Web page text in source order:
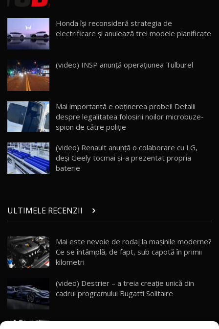
Lynk & Co 01 / Test Drive AutoBlog.MD
25:19
24
ZEEKR 009: Cel mai Performant și Confortabil
Van Electric Testat în Moldova / AutoBlog.MD
25
mai Exclusiv și Puternic Defender Testat în
Moldova
32:21
26
AutoBlog.MD
10:57
28
Noul Geely Monjaro 2025! Mai ieftin și mai
dotat / Test Drive AutoBlog.MD
29
ZEEKR 9X - PRIMUL TEST DRIVE ÎN ROMÂNĂ!
CUM SE CONDUCE?
33:40
30
Primele impresii despre BYD Seal U DM-i,
Sealion 7 și Seal 5 DM-i / Test Drive
Honda își reconsideră strategia de
electrificare și anulează trei modele planificate
(video) INSP anunță operațiunea Tulburel
Mai importantă e obținerea probei! Detalii
despre legalitatea folosirii noilor microbuze-
spion de către poliţie
(video) Renault anunță o colaborare cu LG,
deși Geely tocmai și-a prezentat propria
baterie
ULTIMELE RECENZII
Mai este nevoie de rodaj la mașinile moderne?
Ce se întâmplă, de fapt, sub capotă în primii
kilometri
(video) Destrier – a treia creație unică din
cadrul programului Bugatti Solitaire
(video) SRT prezintă tehnologia eBoost Air